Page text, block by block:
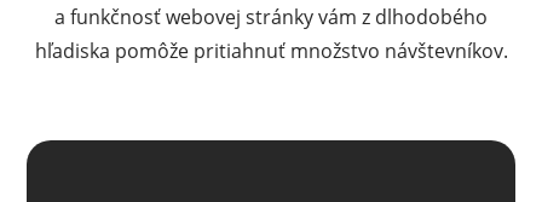
a funkčnosť webovej stránky vám z dlhodobého
hľadiska pomôže pritiahnuť množstvo návštevníkov.